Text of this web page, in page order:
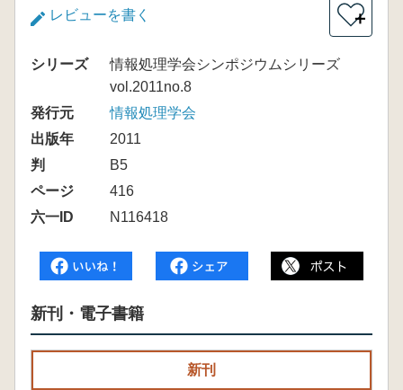
レビューを書く ＋
シリーズ
情報処理学会シンポジウムシリーズ
vol.2011no.8
発行元
情報処理学会
出版年
2011
判
B5
ページ
416
六一ID
N116418
新刊・電子書籍
新刊